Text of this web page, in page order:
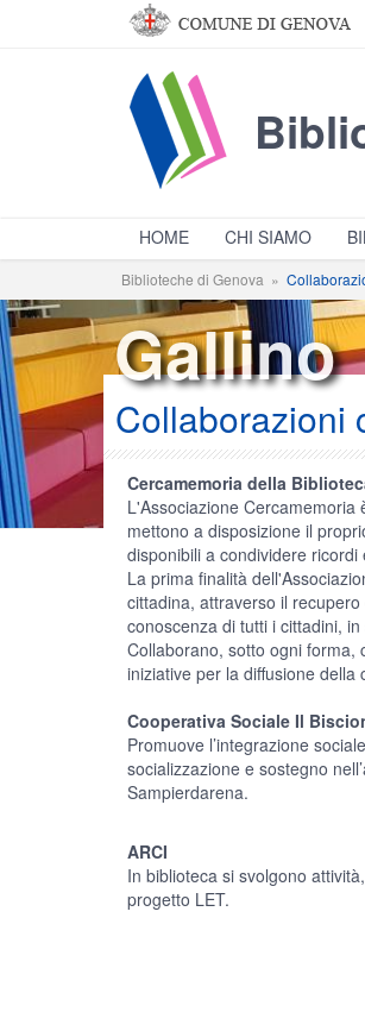
Salta al contenuto principale
HOME CHI SIAMO
Biblioteche di Genova »
Gallino
Collaborazioni
Cercamemoria della
L'Associazione
mettono a disposizione il
disponibili a condividere
La prima finalità
cittadina, attraverso il
conoscenza di tutti i cittadini,
Collaborano, sotto ogni forma,
iniziative per la diffusione
Cooperativa Sociale Il
Promuove l’integrazione
socializzazione e sostegno
Sampierdarena.
ARCI
In biblioteca si svolgono
progetto LET.